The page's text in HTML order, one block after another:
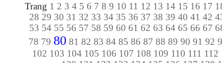
Trang 1 2 3 4 5 6 7 8 9 10 11 12 13 14 15 16 17
28 29 30 31 32 33 34 35 36 37 38 39 40 41 42
53 54 55 56 57 58 59 60 61 62 63 64 65 66 67
78 79 80 81 82 83 84 85 86 87 88 89 90 91 92
102 103 104 105 106 107 108 109 110 111 112